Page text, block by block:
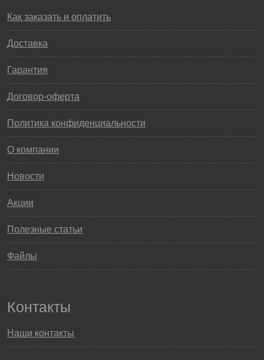
Как заказать и оплатить
Доставка
Гарантия
Договор-оферта
Политика конфиденциальности
О компании
Новости
Акции
Полезные статьи
Файлы
Контакты
Наши контакты